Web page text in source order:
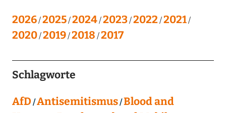
2026 2025 2024 2023 2022 2021
2020 2019 2018 2017
Schlagworte
AfD Antisemitismus Blood and